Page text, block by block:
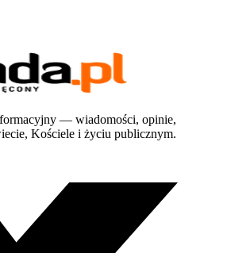
— wiadomości, opinie,
Kościele i życiu publicznym.